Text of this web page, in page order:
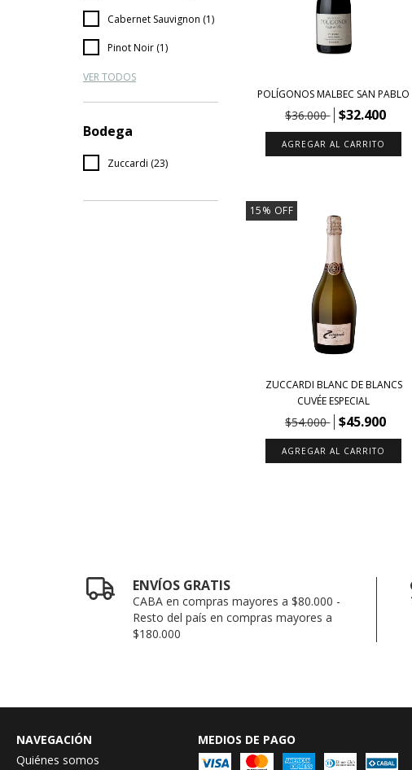
Cabernet Sauvignon (1)
Pinot Noir (1)
VER TODOS
Bodega
Zuccardi (23)
POLÍGONOS MALBEC SAN PABLO
$36.000 $32.400
15% OFF
ZUCCARDI BLANC DE BLANCS
CUVÉE ESPECIAL
$54.000 $45.900
ENVÍOS GRATIS
CABA en compras mayores a $80.000 -
Resto del país en compras mayores a
$180.000
NAVEGACIÓN
Quiénes somos
MEDIOS DE PAGO